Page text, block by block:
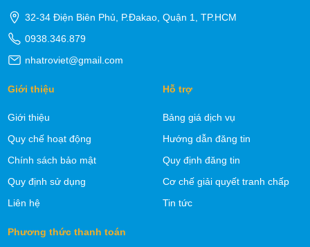
32-34 Điện Biên Phủ, P.Đakao, Quận 1, TP.HCM
0938.346.879
nhatroviet@gmail.com
Giới thiệu
Giới thiệu
Quy chế hoạt động
Chính sách bảo mật
Quy định sử dụng
Liên hệ
Hỗ trợ
Bảng giá dịch vụ
Hướng dẫn đăng tin
Quy định đăng tin
Cơ chế giải quyết tranh chấp
Tin tức
Phương thức thanh toán